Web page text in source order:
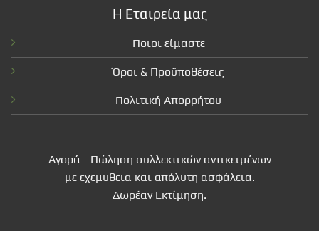
Η Εταιρεία μας
Ποιοι είμαστε
Όροι & Προϋποθέσεις
Πολιτική Απορρήτου
Αγορά - Πώληση συλλεκτικών αντικειμένων
με εχεμυθεια και απόλυτη ασφάλεια.
Δωρέαν Εκτίμηση.